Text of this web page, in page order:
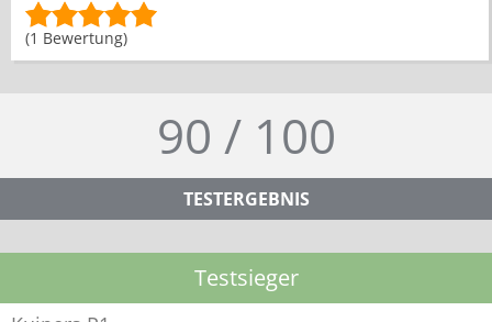
(1 Bewertung)
90 / 100
TESTERGEBNIS
Testsieger